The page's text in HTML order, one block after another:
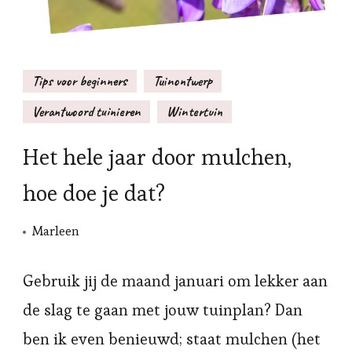
Tips voor beginners
Tuinontwerp
Verantwoord tuinieren
Wintertuin
Het hele jaar door mulchen,
hoe doe je dat?
Marleen
Gebruik jij de maand januari om lekker aan
de slag te gaan met jouw tuinplan? Dan
ben ik even benieuwd; staat mulchen (het